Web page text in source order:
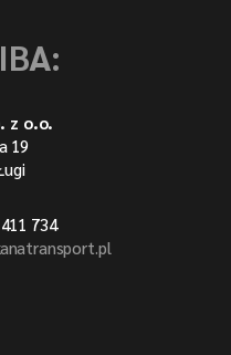
z o.o.
19
734